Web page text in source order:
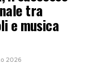
Fondazione
inquinamento
più
tra
e musica
2026